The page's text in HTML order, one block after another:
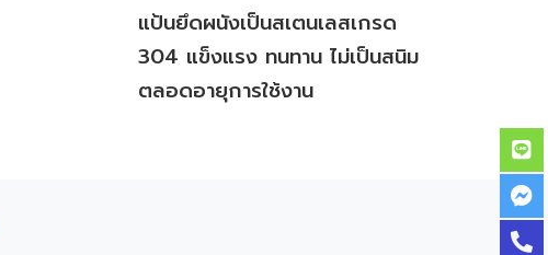
แป้นยึดผนังเป็นสเตนเลสเกรด
304 แข็งแรง ทนทาน ไม่เป็นสนิม
ตลอดอายุการใช้งาน